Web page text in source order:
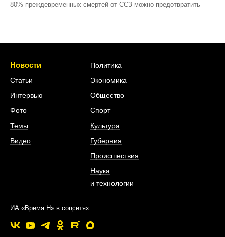
80% преждевременных смертей от ССЗ можно предотвратить
Новости
Статьи
Интервью
Фото
Темы
Видео
Политика
Экономика
Общество
Спорт
Культура
Губерния
Происшествия
Наука
и технологии
ИА «Время Н» в соцсетях